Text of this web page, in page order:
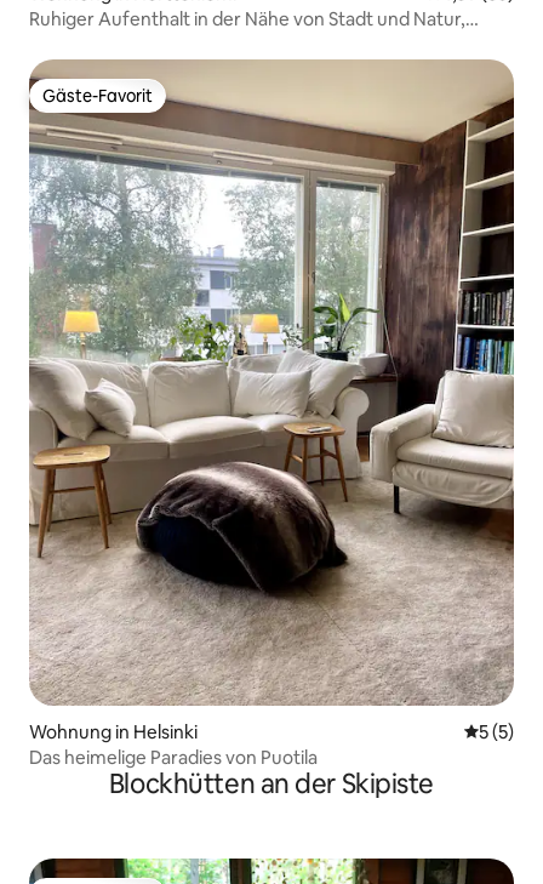
Ruhiger Aufenthalt in der Nähe von Stadt und Natur,
Gäste-Favorit
Gäste-Favorit
Wohnung in Helsinki
5 (5)
Das heimelige Paradies von Puotila
Blockhütten an der Skipiste